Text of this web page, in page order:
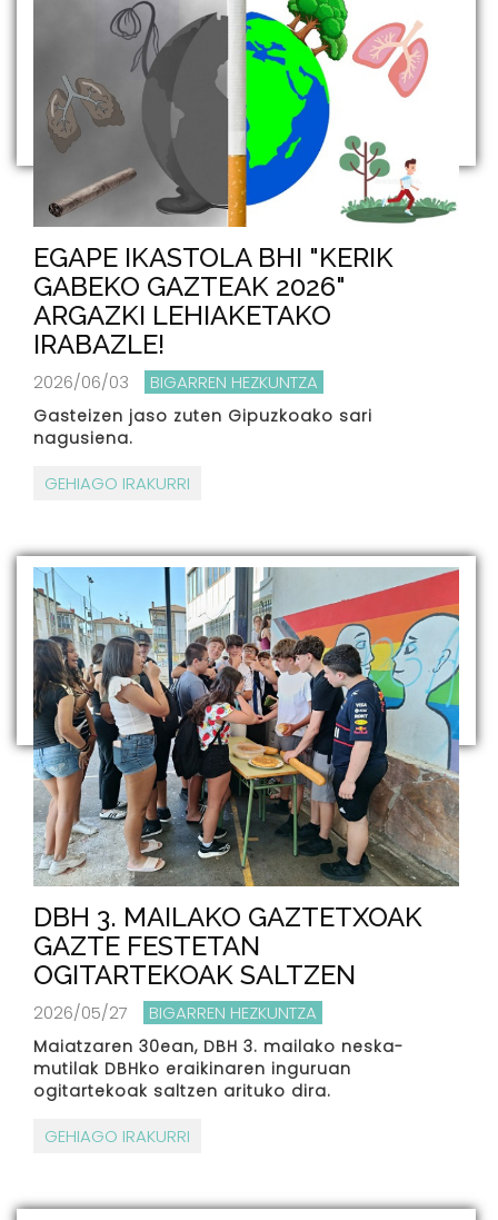
EGAPE IKASTOLA BHI "KERIK
GABEKO GAZTEAK 2026"
ARGAZKI LEHIAKETAKO
IRABAZLE!
2026/06/03 BIGARREN HEZKUNTZA
Gasteizen jaso zuten Gipuzkoako sari
nagusiena.
GEHIAGO IRAKURRI
DBH 3. MAILAKO GAZTETXOAK
GAZTE FESTETAN
OGITARTEKOAK SALTZEN
2026/05/27 BIGARREN HEZKUNTZA
Maiatzaren 30ean, DBH 3. mailako neska-
mutilak DBHko eraikinaren inguruan
ogitartekoak saltzen arituko dira.
GEHIAGO IRAKURRI